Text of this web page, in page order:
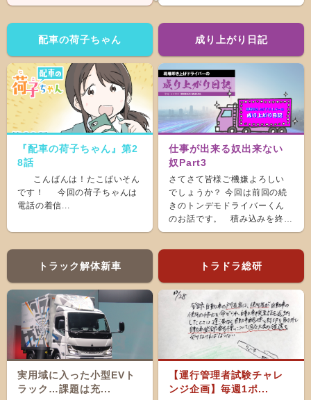
た。 &nb...
配車の荷子ちゃん
『配車の荷子ちゃん』第2
8話
こんばんは！たこぱいそん
です！ 今回の荷子ちゃんは
電話の着信...
成り上がり日記
仕事が出来る奴出来ない
奴Part3
さてさて皆様ご機嫌よろしい
でしょうか？ 今回は前回の続
きのトンデモドライバーくん
のお話です。 積み込みを終
え、ホッと...
トラック解体新車
実用域に入った小型EVト
ラック…課題は充...
トラドラ総研
【運行管理者試験チャレ
ンジ企画】毎週1ポ...